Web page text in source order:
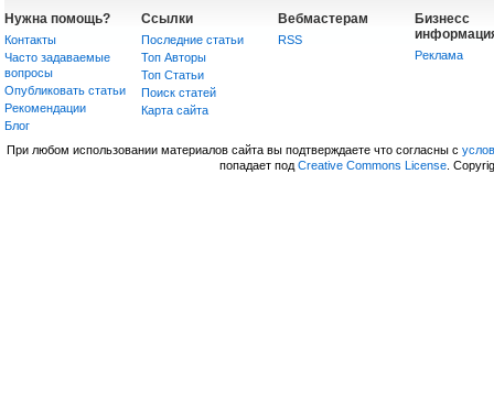
Нужна помощь?
Контакты
Часто задаваемые
вопросы
Опубликовать статьи
Рекомендации
Блог
Ссылки
Последние статьи
Топ Авторы
Топ Статьи
Поиск статей
Карта сайта
Вебмастерам
RSS
Бизнесс
Реклама
При любом использовании материалов сайта вы подтверждаете что согласны с
попадает под Creative Commons License.